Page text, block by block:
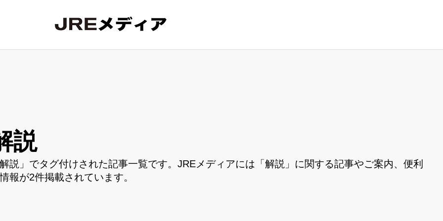
説
説」でタグ付けされた記事一覧です。JREメディアには「解説」に関する記事やご案内、便利
報が2件掲載されています。